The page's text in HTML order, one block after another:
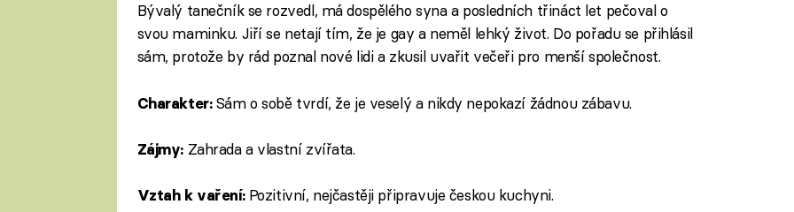
Bývalý tanečník se rozvedl, má dospělého syna a posledních třináct let pečoval o
svou maminku. Jiří se netají tím, že je gay a neměl lehký život. Do pořadu se přihlásil
sám, protože by rád poznal nové lidi a zkusil uvařit večeři pro menší společnost.
Charakter: Sám o sobě tvrdí, že je veselý a nikdy nepokazí žádnou zábavu.
Zájmy: Zahrada a vlastní zvířata.
Vztah k vaření: Pozitivní, nejčastěji připravuje českou kuchyni.